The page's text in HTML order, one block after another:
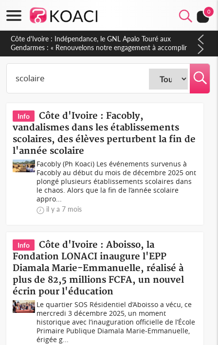
0
Sierra Leone : Un projet de réforme constitutionnelle en
gestation, points clés des amendements, un exclu d'avance
Info
Côte d'Ivoire : Facobly,
vandalismes dans les établissements
scolaires, des élèves perturbent la fin de
l'année scolaire
Facobly (Ph Koaci) Les événements survenus à
Facobly au début du mois de décembre 2025 ont
plongé plusieurs établissements scolaires dans
le chaos. Alors que la fin de l’année scolaire
appro...
il y a 7 mois
Info
Côte d'Ivoire : Aboisso, la
Fondation LONACI inaugure l'EPP
Diamala Marie-Emmanuelle, réalisé à
plus de 82,5 millions FCFA, un nouvel
écrin pour l'éducation
Le quartier SOS Résidentiel d’Aboisso a vécu, ce
mercredi 3 décembre 2025, un moment
historique avec l’inauguration officielle de l’École
Primaire Publique Diamala Marie-Emmanuelle,
érigée g...